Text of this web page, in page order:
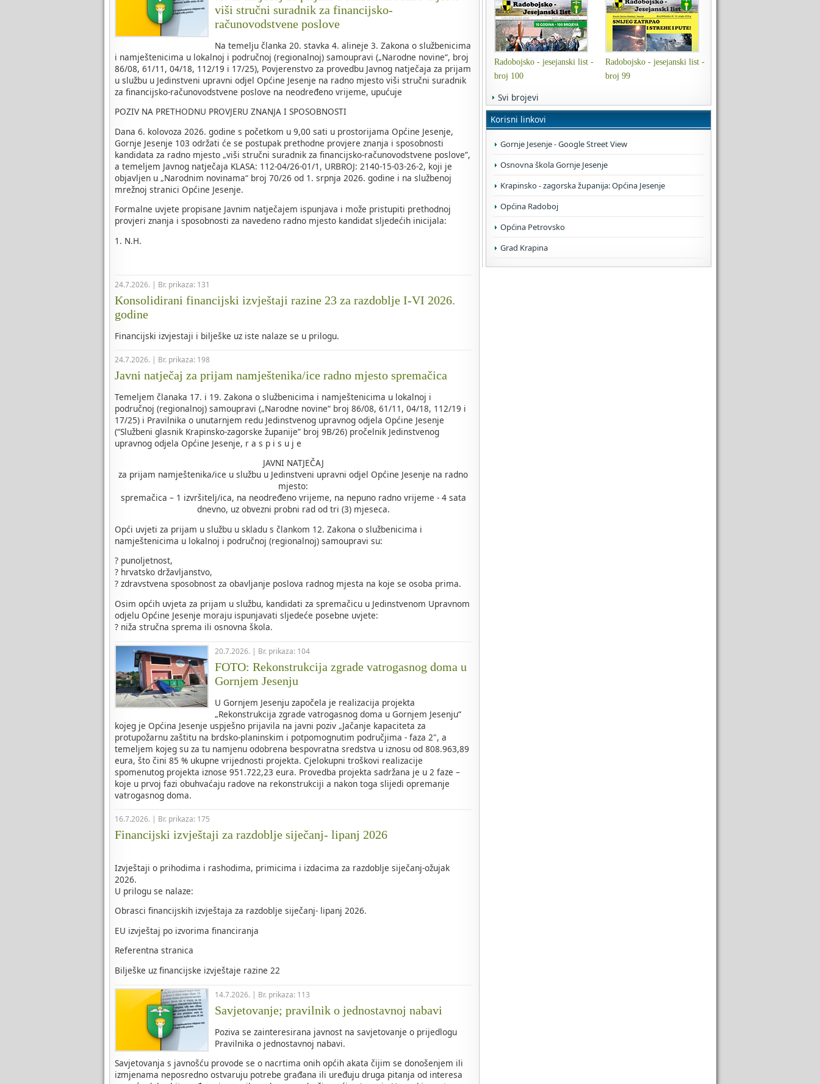
viši stručni suradnik za financijsko-
računovodstvene poslove
Na temelju članka 20. stavka 4. alineje 3. Zakona o službenicima
i namještenicima u lokalnoj i područnoj (regionalnoj) samoupravi („Narodne novine“, broj
86/08, 61/11, 04/18, 112/19 i 17/25), Povjerenstvo za provedbu Javnog natječaja za prijam
u službu u Jedinstveni upravni odjel Općine Jesenje na radno mjesto viši stručni suradnik
za financijsko-računovodstvene poslove na neodređeno vrijeme, upućuje
POZIV NA PRETHODNU PROVJERU ZNANJA I SPOSOBNOSTI
Dana 6. kolovoza 2026. godine s početkom u 9,00 sati u prostorijama Općine Jesenje,
Gornje Jesenje 103 održati će se postupak prethodne provjere znanja i sposobnosti
kandidata za radno mjesto „viši stručni suradnik za financijsko-računovodstvene poslove”,
a temeljem Javnog natječaja KLASA: 112-04/26-01/1, URBROJ: 2140-15-03-26-2, koji je
objavljen u „Narodnim novinama“ broj 70/26 od 1. srpnja 2026. godine i na službenoj
mrežnoj stranici Općine Jesenje.
Formalne uvjete propisane Javnim natječajem ispunjava i može pristupiti prethodnoj
provjeri znanja i sposobnosti za navedeno radno mjesto kandidat sljedećih inicijala:
1. N.H.
24.7.2026. | Br. prikaza: 131
Konsolidirani financijski izvještaji razine 23 za razdoblje I-VI 2026.
godine
Financijski izvjestaji i bilješke uz iste nalaze se u prilogu.
24.7.2026. | Br. prikaza: 198
Javni natječaj za prijam namještenika/ice radno mjesto spremačica
Temeljem članaka 17. i 19. Zakona o službenicima i namještenicima u lokalnoj i
područnoj (regionalnoj) samoupravi („Narodne novine“ broj 86/08, 61/11, 04/18, 112/19 i
17/25) i Pravilnika o unutarnjem redu Jedinstvenog upravnog odjela Općine Jesenje
(“Službeni glasnik Krapinsko-zagorske županije” broj 9B/26) pročelnik Jedinstvenog
upravnog odjela Općine Jesenje, r a s p i s u j e
JAVNI NATJEČAJ
za prijam namještenika/ice u službu u Jedinstveni upravni odjel Općine Jesenje na radno
mjesto:
spremačica – 1 izvršitelj/ica, na neodređeno vrijeme, na nepuno radno vrijeme - 4 sata
dnevno, uz obvezni probni rad od tri (3) mjeseca.
Opći uvjeti za prijam u službu u skladu s člankom 12. Zakona o službenicima i
namještenicima u lokalnoj i područnoj (regionalnoj) samoupravi su:
? punoljetnost,
? hrvatsko državljanstvo,
? zdravstvena sposobnost za obavljanje poslova radnog mjesta na koje se osoba prima.
Osim općih uvjeta za prijam u službu, kandidati za spremačicu u Jedinstvenom Upravnom
odjelu Općine Jesenje moraju ispunjavati sljedeće posebne uvjete:
? niža stručna sprema ili osnovna škola.
20.7.2026. | Br. prikaza: 104
FOTO: Rekonstrukcija zgrade vatrogasnog doma u
Gornjem Jesenju
U Gornjem Jesenju započela je realizacija projekta
„Rekonstrukcija zgrade vatrogasnog doma u Gornjem Jesenju“
kojeg je Općina Jesenje uspješno prijavila na javni poziv „Jačanje kapaciteta za
protupožarnu zaštitu na brdsko-planinskim i potpomognutim područjima - faza 2", a
temeljem kojeg su za tu namjenu odobrena bespovratna sredstva u iznosu od 808.963,89
eura, što čini 85 % ukupne vrijednosti projekta. Cjelokupni troškovi realizacije
spomenutog projekta iznose 951.722,23 eura. Provedba projekta sadržana je u 2 faze –
koje u prvoj fazi obuhvaćaju radove na rekonstrukciji a nakon toga slijedi opremanje
vatrogasnog doma.
16.7.2026. | Br. prikaza: 175
Financijski izvještaji za razdoblje siječanj- lipanj 2026
Izvještaji o prihodima i rashodima, primicima i izdacima za razdoblje siječanj-ožujak
2026.
U prilogu se nalaze:
Obrasci financijskih izvještaja za razdoblje siječanj- lipanj 2026.
EU izvještaj po izvorima financiranja
Referentna stranica
Bilješke uz financijske izvještaje razine 22
14.7.2026. | Br. prikaza: 113
Savjetovanje; pravilnik o jednostavnoj nabavi
Poziva se zainteresirana javnost na savjetovanje o prijedlogu
Pravilnika o jednostavnoj nabavi.
Savjetovanja s javnošću provode se o nacrtima onih općih akata čijim se donošenjem ili
izmjenama neposredno ostvaruju potrebe građana ili uređuju druga pitanja od interesa
Radobojsko - jesejanski list -
broj 100
Radobojsko - jesejanski list -
broj 99
Svi brojevi
Korisni linkovi
Gornje Jesenje - Google Street View
Osnovna škola Gornje Jesenje
Krapinsko - zagorska županija: Općina Jesenje
Općina Radoboj
Općina Petrovsko
Grad Krapina